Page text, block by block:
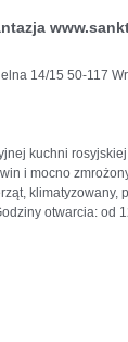
14/15 50-117
kuchni rosyjskiej
i mocno
klimatyzowany,
otwarcia: od